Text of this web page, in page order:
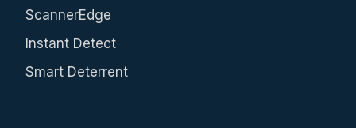
ScannerEdge
Instant Detect
Smart Deterrent